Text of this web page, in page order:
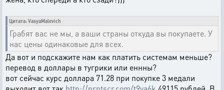
Цитата: VasyaMalevich
Грабят вас не мы, а ваши страны откуда вы покупаете. У
нас цены одинаковые для всех.
Да вот и подскажите нам как платить системам меньше?
перевод в доллары в тугрики или еннны?
вот сейчас курс доллара 71.28 при покупке 3 медали